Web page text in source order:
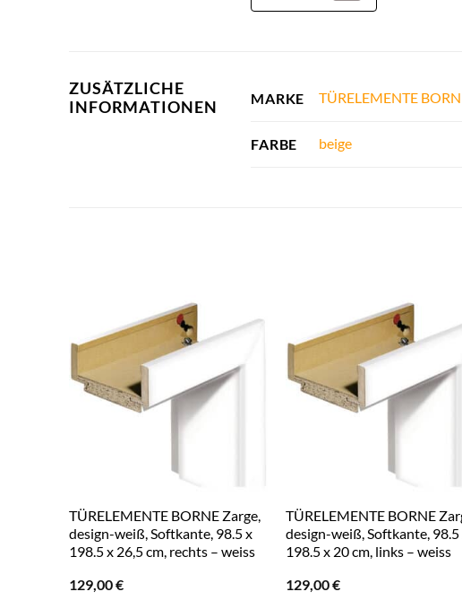
ZUSÄTZLICHE
INFORMATIONEN
MARKE TÜRELEMENTE
FARBE beige
TÜRELEMENTE BORNE Zarge,
design-weiß, Softkante, 98.5 x
198.5 x 26,5 cm, rechts – weiss
129,00€
TÜRELEMENTE BORNE
design-weiß, Softkante, 98.5
198.5 x 20 cm, links – weiss
129,00€